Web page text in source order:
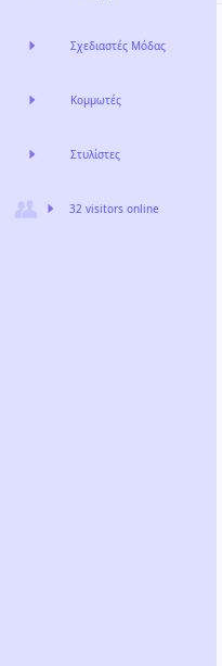
Σχεδιαστές Μόδας
Κομμωτές
Στυλίστες
32 visitors online